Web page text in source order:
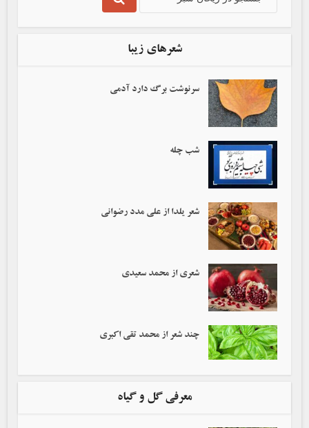
شعرهای زیبا
سرنوشت برگ دارد آدمی‌
شب چله
شعر یلدا از علی مدد رضوانی
شعری از محمد سعیدی
چند شعر از محمد تقی اکبری
معرفی گل و گیاه